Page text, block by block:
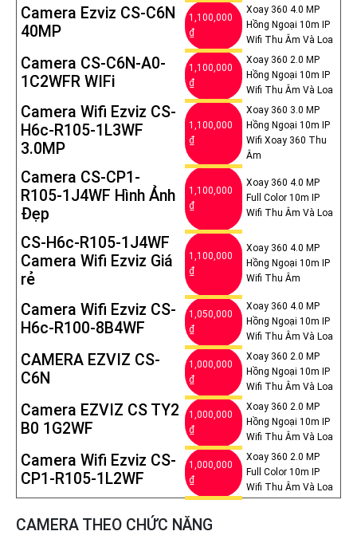
Camera Ezviz CS-C6N
40MP
1,100,000
₫
Xoay 360 4.0 MP
Hồng Ngoại 10m IP
Wifi Thu Âm Và Loa
Camera CS-C6N-A0-
1C2WFR WIFi
1,100,000
₫
Xoay 360 2.0 MP
Hồng Ngoại 10m IP
Wifi Thu Âm Và Loa
Camera Wifi Ezviz CS-
H6c-R105-1L3WF
3.0MP
1,100,000
₫
Xoay 360 3.0 MP
Hồng Ngoại 10m IP
Wifi Xoay 360 Thu
Âm
Camera CS-CP1-
R105-1J4WF Hình Ảnh
Đẹp
1,100,000
₫
Xoay 360 4.0 MP
Full Color 10m IP
Wifi Thu Âm Và Loa
CS-H6c-R105-1J4WF
Camera Wifi Ezviz Giá
rẻ
1,100,000
₫
Xoay 360 4.0 MP
Hồng Ngoại 10m IP
Wifi Thu Âm
Camera Wifi Ezviz CS-
H6c-R100-8B4WF
1,050,000
₫
Xoay 360 4.0 MP
Hồng Ngoại 10m IP
Wifi Thu Âm Và Loa
CAMERA EZVIZ CS-
C6N
1,000,000
₫
Xoay 360 2.0 MP
Hồng Ngoại 10m IP
Wifi Thu Âm Và Loa
Camera EZVIZ CS TY2
B0 1G2WF
1,000,000
₫
Xoay 360 2.0 MP
Hồng Ngoại 10m IP
Wifi Thu Âm Và Loa
Camera Wifi Ezviz CS-
CP1-R105-1L2WF
1,000,000
₫
Xoay 360 2.0 MP
Full Color 10m IP
Wifi Thu Âm Và Loa
CAMERA THEO CHỨC NĂNG